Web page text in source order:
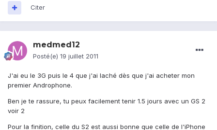
Citer
medmed12
Posté(e) 19 juillet 2011
J'ai eu le 3G puis le 4 que j'ai laché dès que j'ai acheter mon
premier Androphone.
Ben je te rassure, tu peux facilement tenir 1.5 jours avec un GS 2
voir 2
Pour la finition, celle du S2 est aussi bonne que celle de l'iPhone